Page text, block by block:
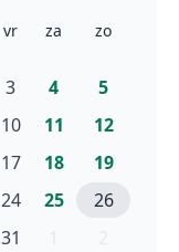
vr za zo
3 4 5
10 11 12
17 18 19
24 25 26
31